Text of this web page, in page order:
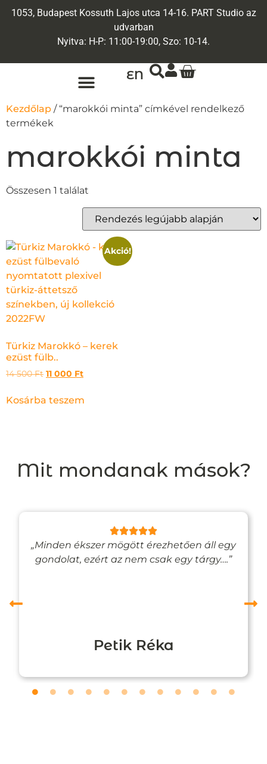
1053, Budapest Kossuth Lajos utca 14-16. PART Studio az
udvarban
Nyitva: H-P: 11:00-19:00, Szo: 10-14.
EN
Kezdőlap / “marokkói minta” címkével rendelkező
termékek
marokkói minta
Összesen 1 találat
Akció!
Türkiz Marokkó – kerek
ezüst fülb..
14 500Ft 11 000 Ft
Kosárba teszem
Mit mondanak mások?
„Minden ékszer mögött érezhetően áll egy
gondolat, ezért az nem csak egy tárgy….”
Petik Réka